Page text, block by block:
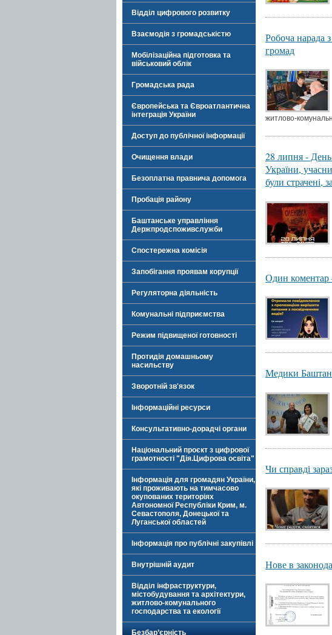
Відділ цифрового розвитку
Взаємодія з громадськістю
Мобілізаційна підготовка та
військовий облік
Громадська рада
Європейська та Євроатлантична
інтеграція України
Доступ до публічної інформації
Очищення влади
Безоплатна правнича допомога
Пробація району
Баштанське управління
Держпродспоживслужби
Спостережна комісія
Запобігання проявам корупції
Регуляторна діяльність
Комунальні підприємства
Режим підвищеної готовності
Протидія домашньому
насильству
Зворотній зв'язок
Інформаційні ресурси
Консультативно-дорадчі органи
Національний проєкт з цифрової
грамотності "Дія.Цифрова освіта"
Інформація для громадян України,
які проживають на тимчасово
окупованих територіях
Автономної Республіки Крим, м.
Севастополя, Донецької та
Луганської областей
Інформація про публічні закупівлі
Внутрішній аудит
Відділ інфраструктури,
містобудування та архітектури,
житлово-комунального
господарства та екології
Безбар’єрність
Робоча нарада
громад
житлово-
28 липня - День
України,
були страчені,
Один коментар
Медики
Чи справді
Нове в